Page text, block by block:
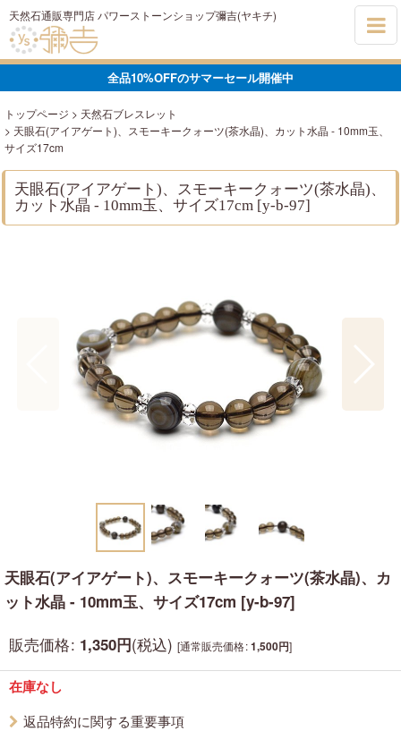
天然石通販専門店 パワーストーンショップ彌吉(ヤキチ)
全品10%OFFのサマーセール開催中
トップページ > 天然石ブレスレット
> 天眼石(アイアゲート)、スモーキークォーツ(茶水晶)、カット水晶 - 10mm玉、
サイズ17cm
天眼石(アイアゲート)、スモーキークォーツ(茶水晶)、
カット水晶 - 10mm玉、サイズ17cm [y-b-97]
天眼石(アイアゲート)、スモーキークォーツ(茶水晶)、カ
ット水晶 - 10mm玉、サイズ17cm [y-b-97]
販売価格: 1,350円(税込) [通常販売価格:1,500円]
在庫なし
返品特約に関する重要事項